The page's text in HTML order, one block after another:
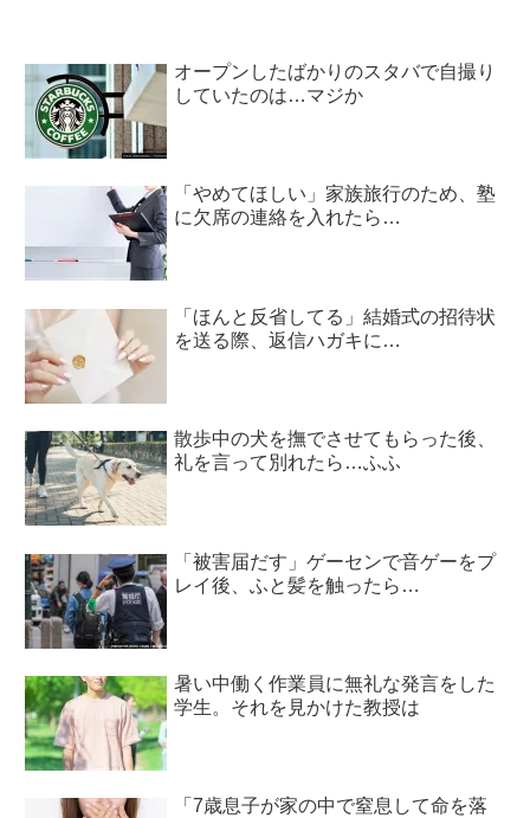
オープンしたばかりのスタバで自撮り
していたのは…マジか
「やめてほしい」家族旅行のため、塾
に欠席の連絡を入れたら…
「ほんと反省してる」結婚式の招待状
を送る際、返信ハガキに…
散歩中の犬を撫でさせてもらった後、
礼を言って別れたら…ふふ
「被害届だす」ゲーセンで音ゲーをプ
レイ後、ふと髪を触ったら…
暑い中働く作業員に無礼な発言をした
学生。それを見かけた教授は
「7歳息子が家の中で窒息して命を落